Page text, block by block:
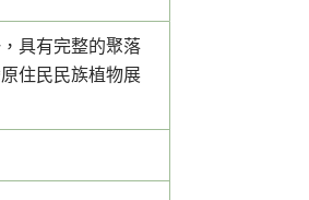
具有完整的聚落
住民民族植物展